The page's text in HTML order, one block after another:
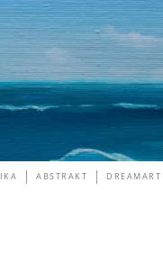
ABSTRAKT DREAMART